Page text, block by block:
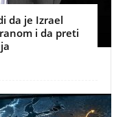
da je Izrael
i da preti